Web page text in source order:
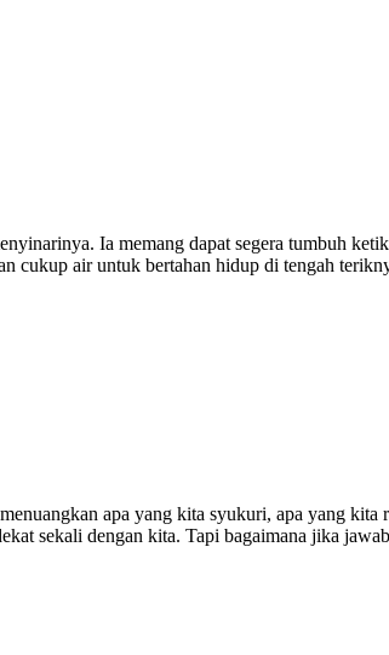
Ia memang dapat segera tumbuh
cukup air untuk bertahan hidup di tengah
apa yang kita syukuri, apa yang kita
sekali dengan kita. Tapi bagaimana jika